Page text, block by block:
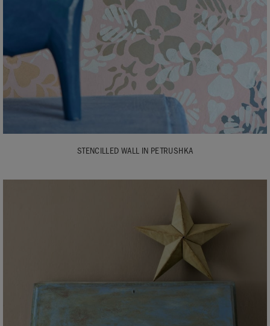
STENCILLED WALL IN PETRUSHKA